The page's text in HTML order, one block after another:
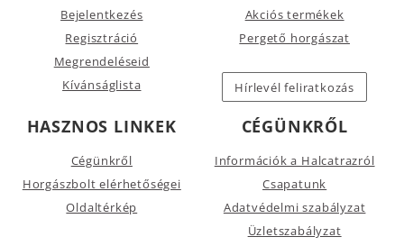
Bejelentkezés
Regisztráció
Megrendeléseid
Kívánságlista
Akciós termékek
Pergető horgászat
Hírlevél feliratkozás
HASZNOS LINKEK
Cégünkről
Horgászbolt elérhetőségei
Oldaltérkép
CÉGÜNKRŐL
Információk a Halcatrazról
Csapatunk
Adatvédelmi szabályzat
Üzletszabályzat